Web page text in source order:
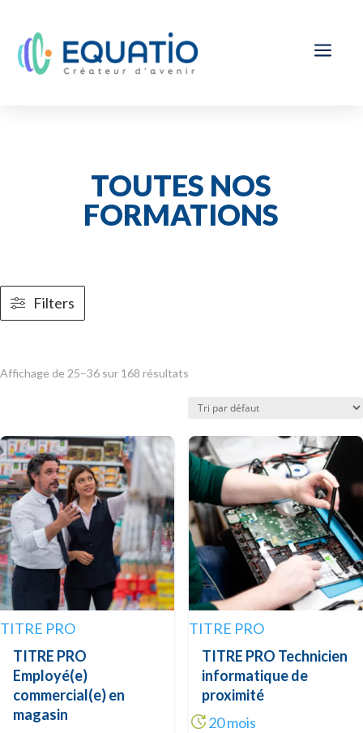
a
TOUTES NOS
FORMATIONS
Filters
Affichage de 25–36 sur 168 résultats
TITRE PRO
TITRE PRO
Employé(e)
commercial(e) en
magasin
TITRE PRO
TITRE PRO Technicien
informatique de
proximité
20 mois